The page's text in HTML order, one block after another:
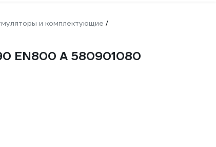
и комплектующие /
EN800 А 580901080